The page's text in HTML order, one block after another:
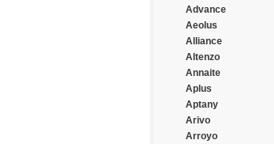
Formula
Fortune
Frideric
Fronway
Fulda
Fullrun
Funtoma
Gallant
General
Advance
Aeolus
Alliance
Altenzo
Annaite
Aplus
Aptany
Arivo
Arroyo